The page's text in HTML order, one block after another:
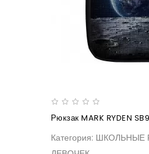
Категория: